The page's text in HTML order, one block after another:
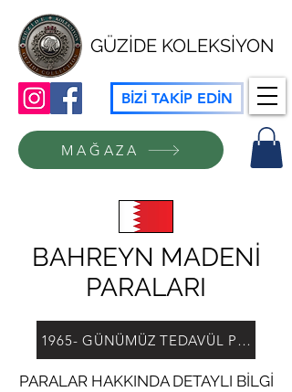
GÜZİDE KOLEKSİYON
BİZİ TAKİP EDİN
MAĞAZA
BAHREYN MADENİ
PARALARI
1965- GÜNÜMÜZ TEDAVÜL PARALARI
PARALAR HAKKINDA DETAYLI BİLGİ